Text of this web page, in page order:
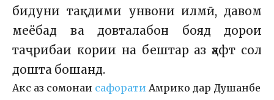
бидуни тақдими унвони илмӣ, давом
меёбад ва довталабон бояд дорои
таҷрибаи кории на бештар аз ҳафт сол
дошта бошанд.
Акс аз сомонаи сафорати Амрико дар Душанбе